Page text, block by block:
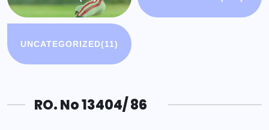
UNCATEGORIZED(11)
RO. No 13404/ 86